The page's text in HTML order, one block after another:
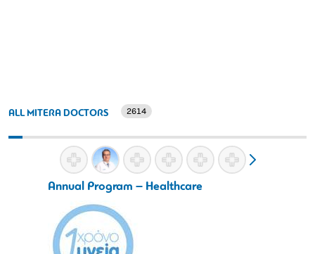
ALL MITERA DOCTORS 2614
Annual Program – Healthcare